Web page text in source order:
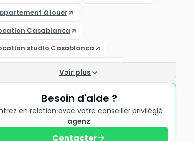
à louer
Casablanca
studio Casablanca
à louer Ain Sebaa
Appartement à louer Bouskoura
Appartements à louer à Casablanca
Résidence les princesses
Appartements
Voir plus
Besoin d'aide ?
en relation avec votre conseiller privilégié
agenz
Contacter